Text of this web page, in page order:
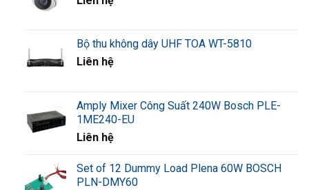
Bộ thu không dây UHF TOA WT-5810
Liên hệ
Amply Mixer Công Suất 240W Bosch PLE-
1ME240-EU
Liên hệ
Set of 12 Dummy Load Plena 60W BOSCH
PLN-DMY60